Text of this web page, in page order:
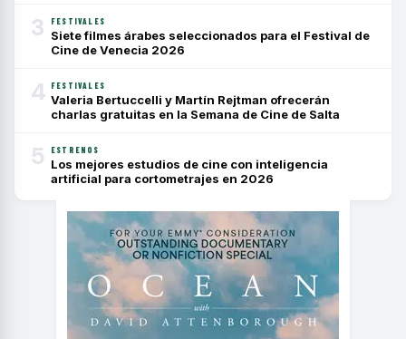
3 FESTIVALES
Siete filmes árabes seleccionados para el Festival de
Cine de Venecia 2026
4 FESTIVALES
Valeria Bertuccelli y Martín Rejtman ofrecerán
charlas gratuitas en la Semana de Cine de Salta
5 ESTRENOS
Los mejores estudios de cine con inteligencia
artificial para cortometrajes en 2026